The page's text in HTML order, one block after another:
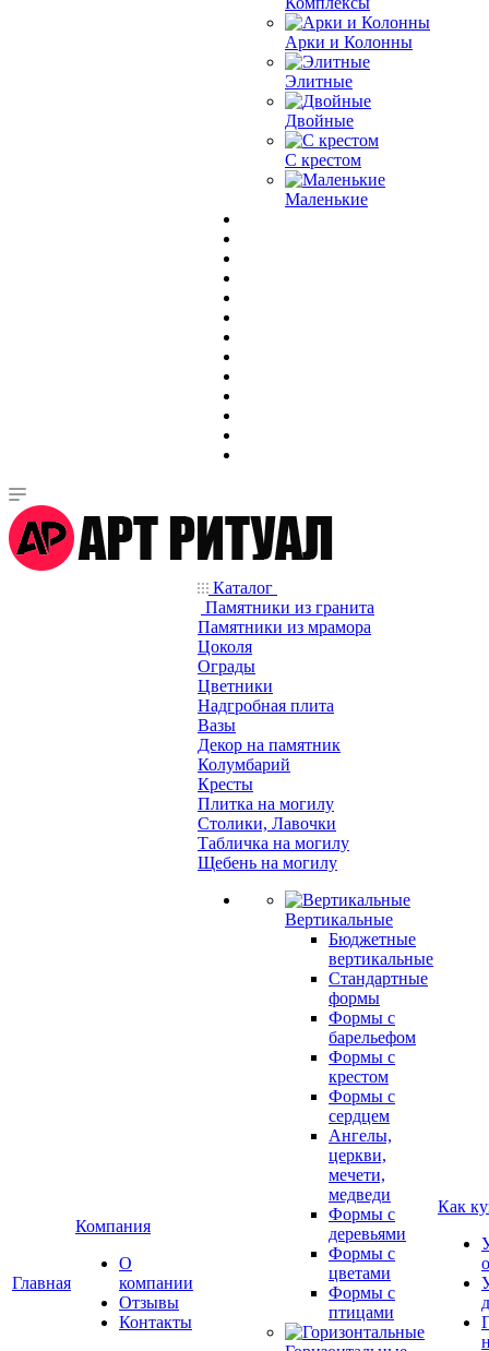
Арки и Колонны
Элитные
Двойные
С крестом
Маленькие
Главная
Компания
О
компании
Отзывы
Контакты
Каталог
Памятники из гранита
Памятники из мрамора
Цоколя
Ограды
Цветники
Надгробная плита
Вазы
Декор на памятник
Колумбарий
Кресты
Плитка на могилу
Столики, Лавочки
Табличка на могилу
Щебень на могилу
Вертикальные
Бюджетные
вертикальные
Стандартные
формы
Формы с
барельефом
Формы с
крестом
Формы с
сердцем
Ангелы,
церкви,
мечети,
медведи
Формы с
деревьями
Формы с
цветами
Формы с
птицами
Как